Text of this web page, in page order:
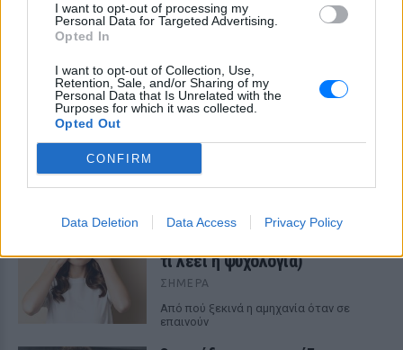
I want to opt-out of processing my
Personal Data for Targeted Advertising.
Opted In
I want to opt-out of Collection, Use,
Retention, Sale, and/or Sharing of my
Personal Data that Is Unrelated with the
Purposes for which it was collected.
Opted Out
CONFIRM
Data Deletion Data Access Privacy Policy
ΔΕΙΤΕ ΕΠΙΣΗΣ
ΣΤΗΝ ΙΔΙΑ ΚΑΤΗΓΟΡΙΑ
Γιατί τα κομπλιμέντα σε
τι λέει η ψυχολογία)
ΣΉΜΕΡΑ
Από πού ξεκινά η αμηχανία όταν σε
επαινούν